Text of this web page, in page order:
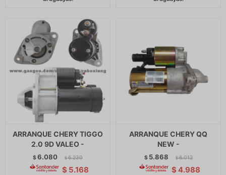
ARRANQUE CHERY TIGGO
2.0 9D VALEO -
$6.080 $ 6.230
$ 5.168
ARRANQUE CHERY QQ
NEW -
$ 5.868 $ 6.012
$ 4.988